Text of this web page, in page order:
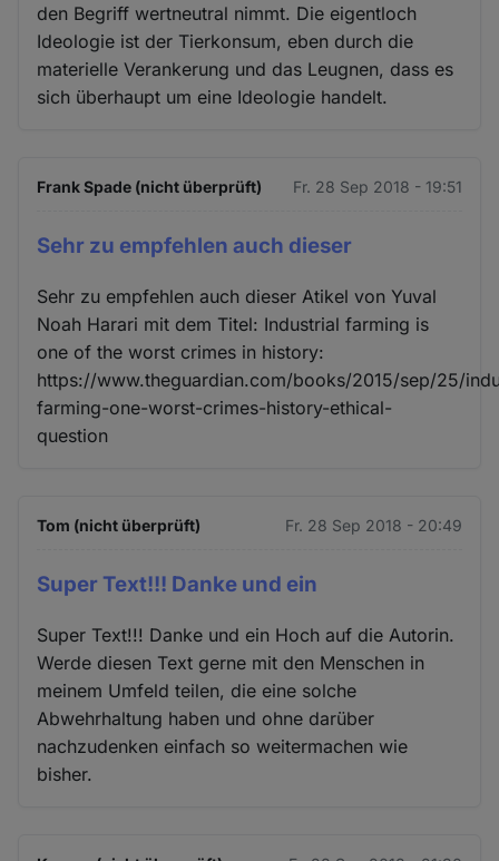
den Begriff wertneutral nimmt. Die eigentloch
Ideologie ist der Tierkonsum, eben durch die
materielle Verankerung und das Leugnen, dass es
sich überhaupt um eine Ideologie handelt.
Frank Spade (nicht überprüft) Fr. 28 Sep 2018 - 19:51
Sehr zu empfehlen auch dieser
Sehr zu empfehlen auch dieser Atikel von Yuval
Noah Harari mit dem Titel: Industrial farming is
one of the worst crimes in history:
https://www.theguardian.com/books/2015/sep/25/
farming-one-worst-crimes-history-ethical-
question
Tom (nicht überprüft) Fr. 28 Sep 2018 - 20:49
Super Text!!! Danke und ein
Super Text!!! Danke und ein Hoch auf die Autorin.
Werde diesen Text gerne mit den Menschen in
meinem Umfeld teilen, die eine solche
Abwehrhaltung haben und ohne darüber
nachzudenken einfach so weitermachen wie
bisher.